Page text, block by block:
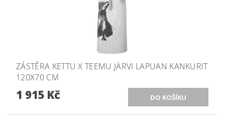
ZÁSTĚRA KETTU X TEEMU JÄRVI LAPUAN KANKURIT
120X70 CM
1 915 Kč